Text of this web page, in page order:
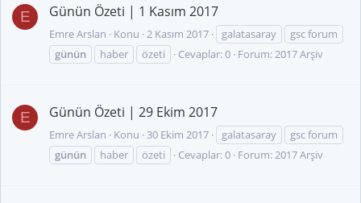
E Günün Özeti | 1 Kasım 2017
Emre Arslan Konu 2 Kasım 2017 galatasaray
gsc forum
günün
haber özeti Cevaplar: 0 Forum:2017 Arşiv
E Günün Özeti | 29 Ekim 2017
Emre Arslan Konu 30 Ekim 2017 galatasaray
gsc forum
günün
haber özeti Cevaplar: 0 Forum:2017 Arşiv